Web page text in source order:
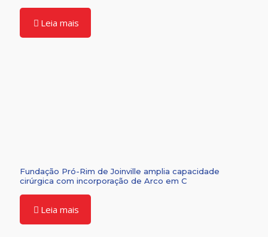
Leia mais
Fundação Pró-Rim de Joinville amplia capacidade
cirúrgica com incorporação de Arco em C
Leia mais